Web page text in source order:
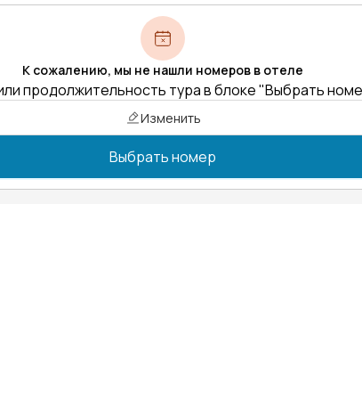
К сожалению, мы не нашли номеров в отеле
продолжительность тура в блоке "Выбрать
Изменить
Выбрать номер